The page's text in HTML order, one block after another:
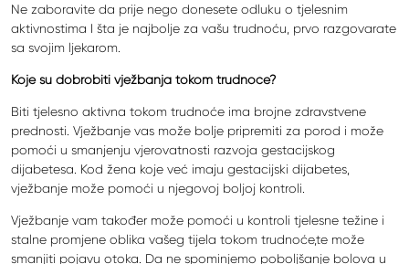
Ne zaboravite da prije nego donesete odluku o tjelesnim
aktivnostima I šta je najbolje za vašu trudnoću, prvo razgovarate
sa svojim ljekarom.
Koje su dobrobiti vježbanja tokom trudnoće?
Biti tjelesno aktivna tokom trudnoće ima brojne zdravstvene
prednosti. Vježbanje vas može bolje pripremiti za porod i može
pomoći u smanjenju vjerovatnosti razvoja gestacijskog
dijabetesa. Kod žena koje već imaju gestacijski dijabetes,
vježbanje može pomoći u njegovoj boljoj kontroli.
Vježbanje vam također može pomoći u kontroli tjelesne težine i
stalne promjene oblika vašeg tijela tokom trudnoće,te može
smanjiti pojavu otoka. Da ne spominjemo poboljšanje bolova u